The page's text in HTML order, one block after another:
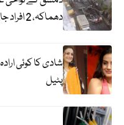
دھماکہ، 2 افراد جاں بحق، متعدد زخمی
شادی کا کوئی
پٹیل